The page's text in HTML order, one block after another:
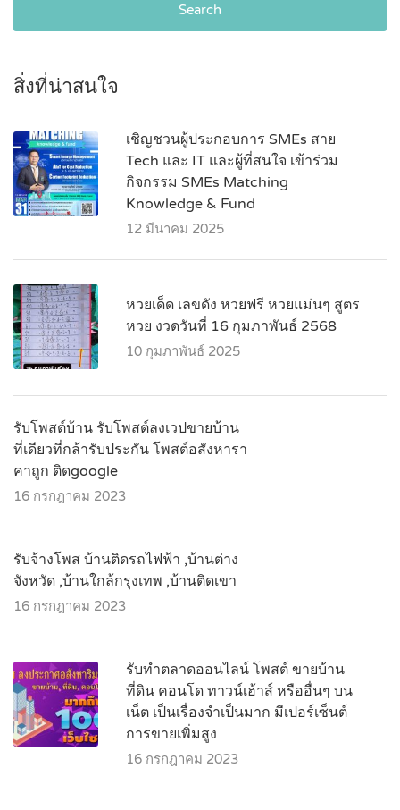
Search
สิ่งที่น่าสนใจ
เชิญชวนผู้ประกอบการ SMEs สาย
Tech และ IT และผู้ที่สนใจ เข้าร่วม
กิจกรรม SMEs Matching
Knowledge & Fund
12 มีนาคม 2025
หวยเด็ด เลขดัง หวยฟรี หวยแม่นๆ สูตร
หวย งวดวันที่ 16 กุมภาพันธ์ 2568
10 กุมภาพันธ์ 2025
รับโพสต์บ้าน รับโพสต์ลงเวปขายบ้าน
ที่เดียวที่กล้ารับประกัน โพสต์อสังหารา
คาถูก ติดgoogle
16 กรกฎาคม 2023
รับจ้างโพส บ้านติดรถไฟฟ้า ,บ้านต่าง
จังหวัด ,บ้านใกล้กรุงเทพ ,บ้านติดเขา
16 กรกฎาคม 2023
รับทำตลาดออนไลน์ โพสต์ ขายบ้าน
ที่ดิน คอนโด ทาวน์เฮ้าส์ หรืออื่นๆ บน
เน็ต เป็นเรื่องจำเป็นมาก มีเปอร์เซ็นต์
การขายเพิ่มสูง
16 กรกฎาคม 2023